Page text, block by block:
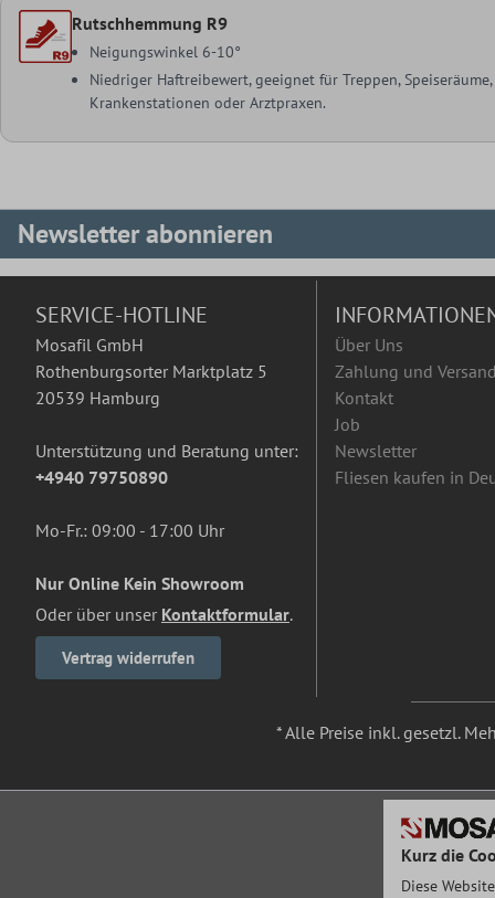
Rutschhemmung R9
Neigungswinkel 6-10°
Niedriger Haftreibewert, geeignet für Treppen,
Krankenstationen oder Arztpraxen.
Newsletter abonnieren
SERVICE-HOTLINE
Mosafil GmbH
Rothenburgsorter Marktplatz 5
20539 Hamburg
Unterstützung und Beratung unter:
+4940 79750890
Mo-Fr.: 09:00 - 17:00 Uhr
Nur Online Kein Showroom
Oder über unser Kontaktformular.
Vertrag widerrufen
Über Uns
Zahlung und Versand
Kontakt
Job
Newsletter
Fliesen kaufen in
* Alle Preise inkl. gesetzl.
Kurz die
Diese